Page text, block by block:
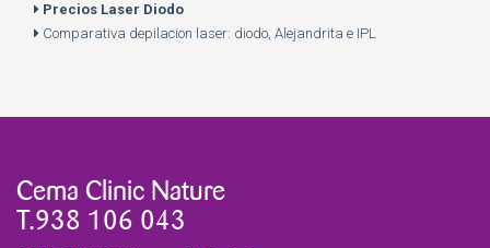
Precios Laser Diodo
Comparativa depilacion laser: diodo, Alejandrita e IPL
Cema Clinic Nature
T.938 106 043